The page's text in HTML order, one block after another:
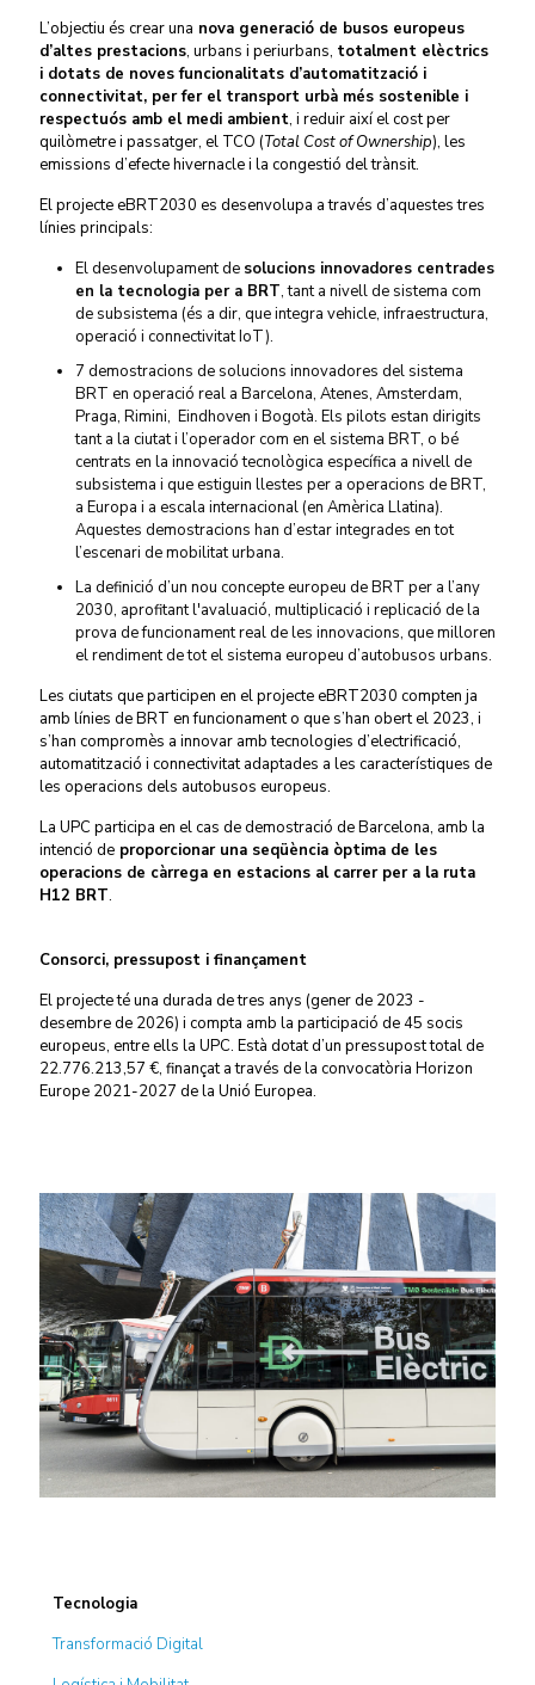
L’objectiu és crear una nova generació de busos europeus
d’altes prestacions, urbans i periurbans, totalment elèctrics
i dotats de noves funcionalitats d’automatització i
connectivitat, per fer el transport urbà més sostenible i
respectuós amb el medi ambient, i reduir així el cost per
quilòmetre i passatger, el TCO (Total Cost of Ownership), les
emissions d’efecte hivernacle i la congestió del trànsit.
El projecte eBRT2030 es desenvolupa a través d’aquestes tres
línies principals:
El desenvolupament de solucions innovadores centrades
en la tecnologia per a BRT, tant a nivell de sistema com
de subsistema (és a dir, que integra vehicle, infraestructura,
operació i connectivitat IoT).
7 demostracions de solucions innovadores del sistema
BRT en operació real a Barcelona, Atenes, Amsterdam,
Praga, Rimini, Eindhoven i Bogotà. Els pilots estan dirigits
tant a la ciutat i l’operador com en el sistema BRT, o bé
centrats en la innovació tecnològica específica a nivell de
subsistema i que estiguin llestes per a operacions de BRT,
a Europa i a escala internacional (en Amèrica Llatina).
Aquestes demostracions han d’estar integrades en tot
l’escenari de mobilitat urbana.
La definició d’un nou concepte europeu de BRT per a l’any
2030, aprofitant l'avaluació, multiplicació i replicació de la
prova de funcionament real de les innovacions, que milloren
el rendiment de tot el sistema europeu d’autobusos urbans.
Les ciutats que participen en el projecte eBRT2030 compten ja
amb línies de BRT en funcionament o que s’han obert el 2023, i
s’han compromès a innovar amb tecnologies d’electrificació,
automatització i connectivitat adaptades a les característiques de
les operacions dels autobusos europeus.
La UPC participa en el cas de demostració de Barcelona, amb la
intenció de proporcionar una seqüència òptima de les
operacions de càrrega en estacions al carrer per a la ruta
H12 BRT.
Consorci, pressupost i finançament
El projecte té una durada de tres anys (gener de 2023 -
desembre de 2026) i compta amb la participació de 45 socis
europeus, entre ells la UPC. Està dotat d’un pressupost total de
22.776.213,57 €, finançat a través de la convocatòria Horizon
Europe 2021-2027 de la Unió Europea.
Tecnologia
Transformació Digital